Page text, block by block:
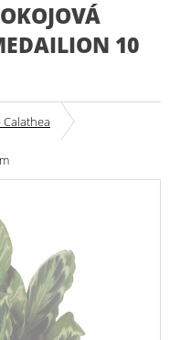
10
Calathea